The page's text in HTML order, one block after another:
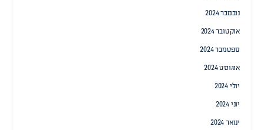
נובמבר 2024
אוקטובר 2024
ספטמבר 2024
אוגוסט 2024
יולי 2024
יוני 2024
ינואר 2024